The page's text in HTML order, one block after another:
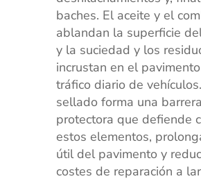
baches. El aceite y el
ablandan la superficie
y la suciedad y los
incrustan en el
tráfico diario de
sellado forma una barrera
protectora que defiende
estos elementos,
útil del pavimento y
costes de reparación a